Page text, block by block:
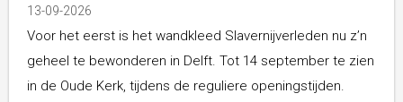
13-09-2026
Voor het eerst is het wandkleed Slavernijverleden nu z’n
geheel te bewonderen in Delft. Tot 14 september te zien
in de Oude Kerk, tijdens de reguliere openingstijden.